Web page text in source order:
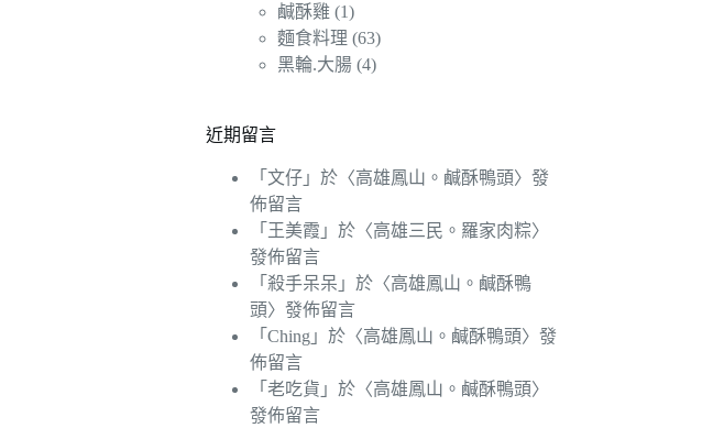
鹹酥雞 (1)
麵食料理 (63)
黑輪.大腸 (4)
近期留言
「文仔 」於〈高雄鳳山。鹹酥鴨頭〉發
佈留言
「 王美霞 」於〈高雄三民。羅家肉粽〉
發佈留言
「殺手呆呆 」於〈高雄鳳山。鹹酥鴨
頭〉發佈留言
「Ching 」於〈高雄鳳山。鹹酥鴨頭〉發
佈留言
「老吃貨 」於〈高雄鳳山。鹹酥鴨頭〉
發佈留言